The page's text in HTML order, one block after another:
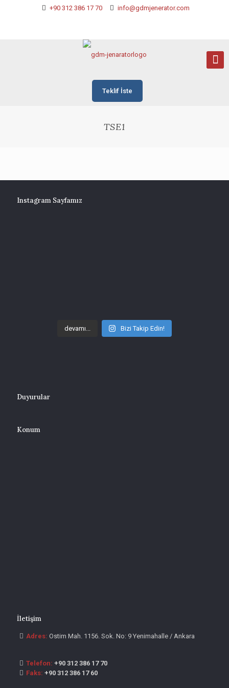
+90 312 386 17 70 info@gdmjenerator.com
Teklif İste
TSE1
Instagram Sayfamız
devamı... Bizi Takip Edin!
Duyurular
Konum
İletişim
Adres: Ostim Mah. 1156. Sok. No: 9 Yenimahalle / Ankara
Telefon: +90 312 386 17 70
Faks: +90 312 386 17 60